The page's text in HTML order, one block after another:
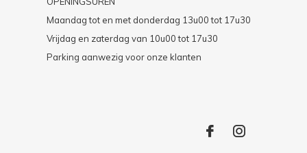
Maandag tot en met donderdag 13u00 tot 17u30
Vrijdag en zaterdag van 10u00 tot 17u30
Parking aanwezig voor onze klanten